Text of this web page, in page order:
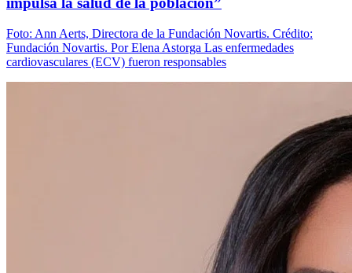
Foto: Ann Aerts, Directora de la Fundación Novartis. Crédito:
Fundación Novartis. Por Elena Astorga Las enfermedades
cardiovasculares (ECV) fueron responsables